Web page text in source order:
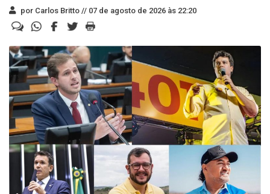
por Carlos Britto // 07 de agosto de 2026 às 22:20